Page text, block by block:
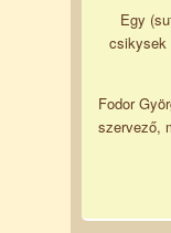
Egy
csikysek
Fodor
szervező,